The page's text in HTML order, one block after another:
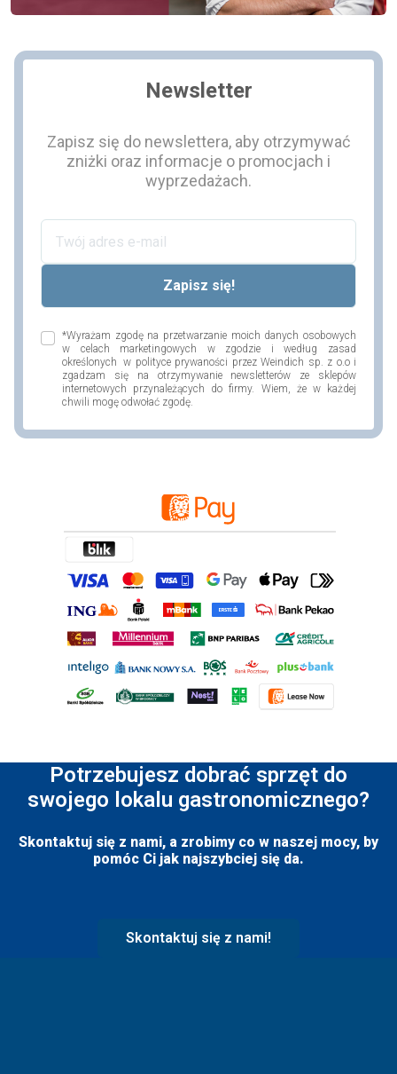
Newsletter
Zapisz się do newslettera, aby otrzymywać
zniżki oraz informacje o promocjach i
wyprzedażach.
*Wyrażam zgodę na przetwarzanie moich danych osobowych
w celach marketingowych w zgodzie i według zasad
określonych w polityce prywaności przez Weindich sp. z o.o i
zgadzam się na otrzymywanie newsletterów ze sklepów
internetowych przynależących do firmy. Wiem, że w każdej
chwili mogę odwołać zgodę.
Potrzebujesz dobrać sprzęt do
swojego lokalu gastronomicznego?
Skontaktuj się z nami, a zrobimy co w naszej mocy, by
pomóc Ci jak najszybciej się da.
Skontaktuj się z nami!